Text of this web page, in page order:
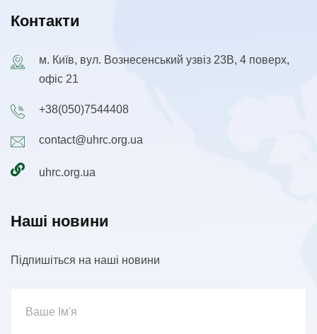
Контакти
м. Київ, вул. Вознесенський узвіз 23В, 4 поверх,
офіс 21
+38(050)7544408
contact@uhrc.org.ua
uhrc.org.ua
Наші новини
Підпишіться на наші новини